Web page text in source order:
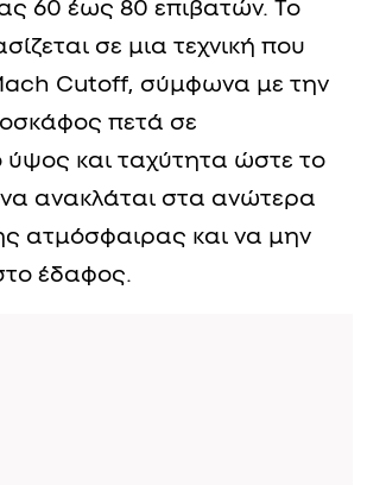
60 έως 80 επιβατών. Το
σε μια τεχνική που
Cutoff, σύμφωνα με την
πετά σε
ύψος και ταχύτητα ώστε το
ανακλάται στα ανώτερα
ατμόσφαιρας και να μην
έδαφος.